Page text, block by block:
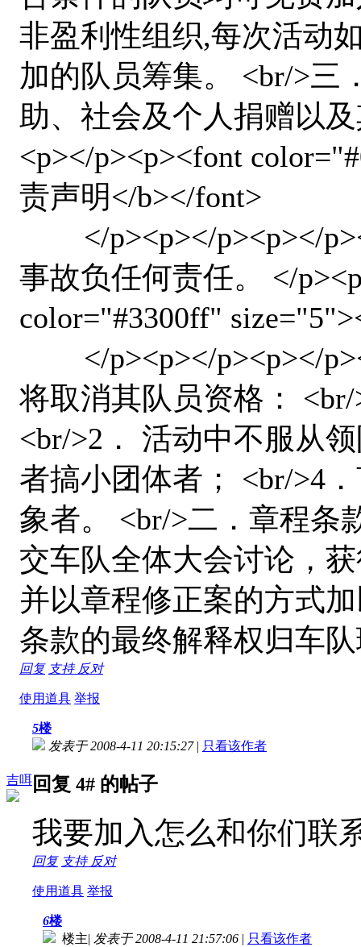
非盈利性组织,每次活动
加的队员筹集。 <br/>三
助、社会及个人捐赠以
<p></p><p><font
责声明</b></font>
</p><p></p><p></
事故负任何责任。 </
color="#3300ff"
</p><p></p><p></
将取消其队员资格：
<br/>2． 活动中不服从
者搞小团体者； <br/>4
象者。 <br/>二．章程条
交车队全体大会讨论，
并以章程修正案的方式
条款的最终解释权归车
回复 支持 反对
使用道具 举报
吉咡
5楼
发表于 2008-4-11 20:15:27 | 只看该作者
回复 4# 的帖子
我要加入怎么和你们联
回复 支持 反对
使用道具 举报
6楼
楼主| 发表于 2008-4-11 21:57:06 | 只看该作者